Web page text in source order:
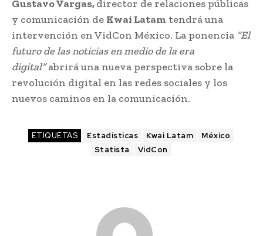
Gustavo Vargas,director de relaciones públicas
y comunicación de Kwai Latam tendrá una
intervención en VidCon México. La ponencia “El
futuro de las noticias en medio de la era
digital”abrirá una nueva perspectiva sobre la
revolución digital en las redes sociales y los
nuevos caminos en la comunicación.
ETIQUETAS Estadísticas Kwai Latam
México
Statista
VidCon